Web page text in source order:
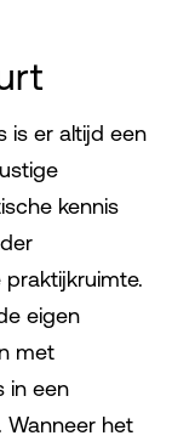
is er altijd een
kennis
eigen
met
in een
Wanneer het